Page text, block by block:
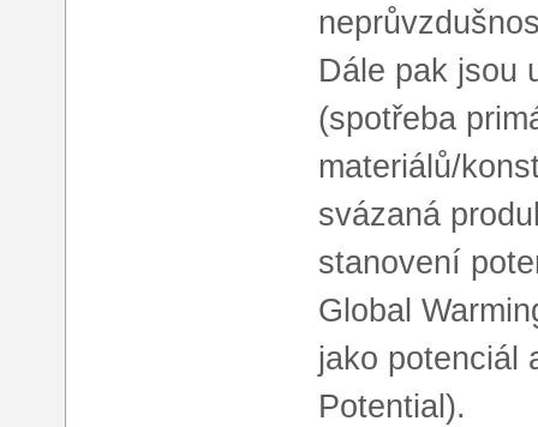
Dále pak jsou
(spotřeba
materiálů/
svázaná
stanovení
Global
jako potenciál
Potential).